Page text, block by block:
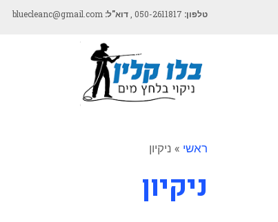
טלפון: דוא"ל: bluecleanc@gmail.com
ראשי » ניקיון
ניקיון